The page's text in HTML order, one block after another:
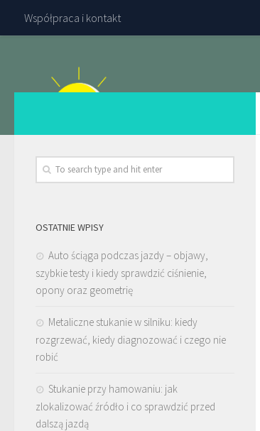
Współpraca i kontakt
OSTATNIE WPISY
Auto ściąga podczas jazdy – objawy,
szybkie testy i kiedy sprawdzić ciśnienie,
opony oraz geometrię
Metaliczne stukanie w silniku: kiedy
rozgrzewać, kiedy diagnozować i czego nie
robić
Stukanie przy hamowaniu: jak
zlokalizować źródło i co sprawdzić przed
dalszą jazdą